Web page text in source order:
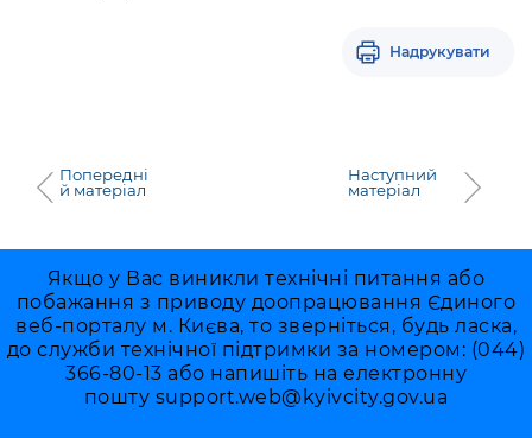
Надрукувати
Попередні
й матеріал
Наступний
матеріал
Якщо у Вас виникли технічні питання або
побажання з приводу доопрацювання Єдиного
веб-порталу м. Києва, то зверніться, будь ласка,
до служби технічної підтримки за номером: (044)
366-80-13 або напишіть на електронну
пошту support.web@kyivcity.gov.ua